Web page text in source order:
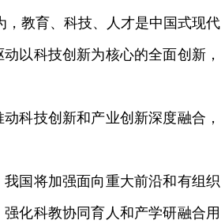
，教育、科技、人才是中国式现代
以科技创新为核心的全面创新，
科技创新和产业创新深度融合，
国将加强面向重大前沿和有组织
化科教协同育人和产学研融合用